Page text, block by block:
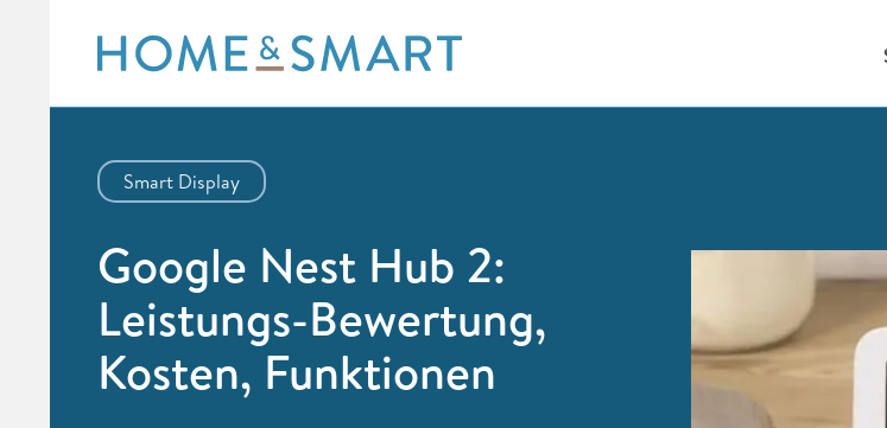
content
Smart Display
Google Nest Hub 2:
Leistungs-Bewertung,
Kosten, Funktionen